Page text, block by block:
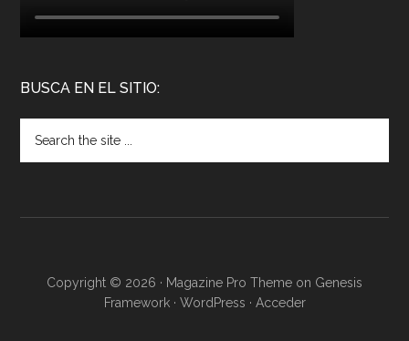
BUSCA EN EL SITIO:
Copyright © 2026 · Magazine Pro Theme on Genesis
Framework· WordPress · Acceder